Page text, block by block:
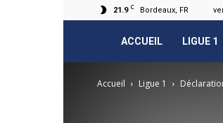
21.9 C Bordeaux, FR
FCGB.net
ACCUEIL LIGUE 1
Accueil Ligue 1